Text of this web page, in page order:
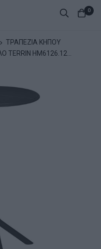
0
ΤΡΑΠΕΖΙΑ ΚΗΠΟΥ
TERRIN HM6126.12